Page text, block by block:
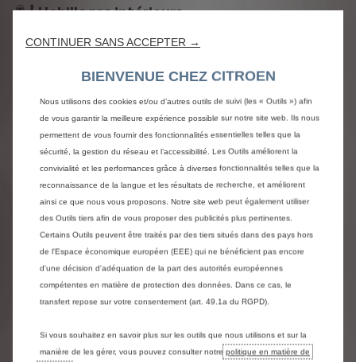
Habillages intérieurs
Tissu Curitiba Triton Meltem
inclus
CONTINUER SANS ACCEPTER →
BIENVENUE CHEZ CITROEN
Nous utilisons des cookies et/ou d’autres outils de suivi (les « Outils ») afin
de vous garantir la meilleure expérience possible sur notre site web. Ils nous
permettent de vous fournir des fonctionnalités essentielles telles que la
sécurité, la gestion du réseau et l’accessibilité. Les Outils améliorent la
convivialité et les performances grâce à diverses fonctionnalités telles que la
reconnaissance de la langue et les résultats de recherche, et améliorent
ainsi ce que nous vous proposons. Notre site web peut également utiliser
des Outils tiers afin de vous proposer des publicités plus pertinentes.
Certains Outils peuvent être traités par des tiers situés dans des pays hors
de l'Espace économique européen (EEE) qui ne bénéficient pas encore
d'une décision d'adéquation de la part des autorités européennes
compétentes en matière de protection des données. Dans ce cas, le
transfert repose sur votre consentement (art. 49.1a du RGPD).
Si vous souhaitez en savoir plus sur les outils que nous utilisons et sur la
manière de les gérer, vous pouvez consulter notre politique en matière de